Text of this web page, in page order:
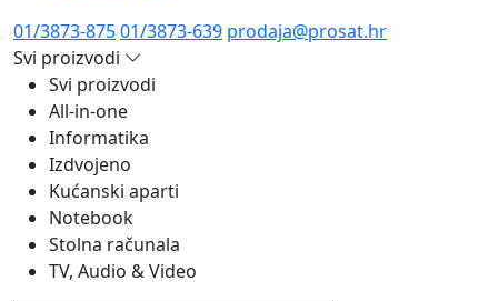
01/3873-87501/3873-639 prodaja@prosat.hr
Svi proizvodi
Svi proizvodi
All-in-one
Informatika
Izdvojeno
Kućanski aparti
Notebook
Stolna računala
TV, Audio & Video